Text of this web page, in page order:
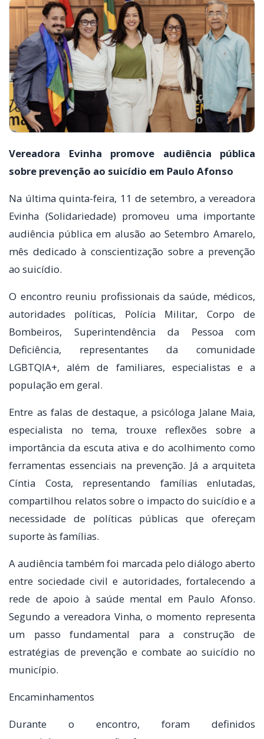
Vereadora Evinha promove audiência pública
sobre prevenção ao suicídio em Paulo Afonso
Na última quinta-feira, 11 de setembro, a vereadora
Evinha (Solidariedade) promoveu uma importante
audiência pública em alusão ao Setembro Amarelo,
mês dedicado à conscientização sobre a prevenção
ao suicídio.
O encontro reuniu profissionais da saúde, médicos,
autoridades políticas, Polícia Militar, Corpo de
Bombeiros, Superintendência da Pessoa com
Deficiência, representantes da comunidade
LGBTQIA+, além de familiares, especialistas e a
população em geral.
Entre as falas de destaque, a psicóloga Jalane Maia,
especialista no tema, trouxe reflexões sobre a
importância da escuta ativa e do acolhimento como
ferramentas essenciais na prevenção. Já a arquiteta
Cíntia Costa, representando famílias enlutadas,
compartilhou relatos sobre o impacto do suicídio e a
necessidade de políticas públicas que ofereçam
suporte às famílias.
A audiência também foi marcada pelo diálogo aberto
entre sociedade civil e autoridades, fortalecendo a
rede de apoio à saúde mental em Paulo Afonso.
Segundo a vereadora Vinha, o momento representa
um passo fundamental para a construção de
estratégias de prevenção e combate ao suicídio no
município.
Encaminhamentos
Durante o encontro, foram definidos